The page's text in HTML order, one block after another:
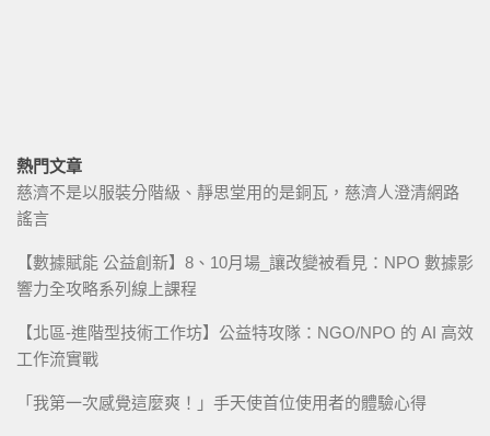
熱門文章
慈濟不是以服裝分階級、靜思堂用的是銅瓦，慈濟人澄清網路
謠言
【數據賦能 公益創新】8、10月場_讓改變被看見：NPO 數據影
響力全攻略系列線上課程
【北區-進階型技術工作坊】公益特攻隊：NGO/NPO 的 AI 高效
工作流實戰
「我第一次感覺這麼爽！」手天使首位使用者的體驗心得